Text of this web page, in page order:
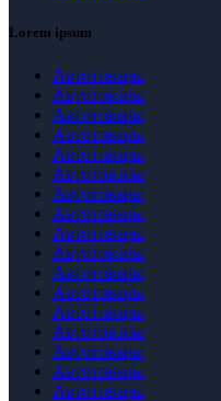
Lorem ipsum
Автотовары
Автотовары
Автотовары
Автотовары
Автотовары
Автотовары
Автотовары
Автотовары
Автотовары
Автотовары
Автотовары
Автотовары
Автотовары
Автотовары
Автотовары
Автотовары
Автотовары